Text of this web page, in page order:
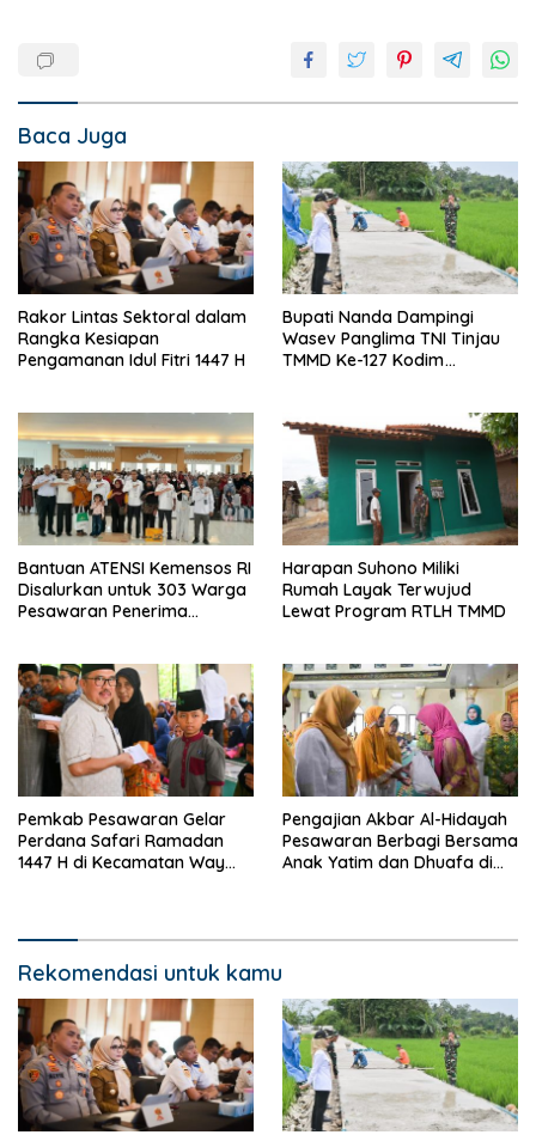
Baca Juga
Rakor Lintas Sektoral dalam
Rangka Kesiapan
Pengamanan Idul Fitri 1447 H
Bupati Nanda Dampingi
Wasev Panglima TNI Tinjau
TMMD Ke-127 Kodim
Bantuan ATENSI Kemensos RI
Disalurkan untuk 303 Warga
Pesawaran Penerima
Harapan Suhono Miliki
Rumah Layak Terwujud
Lewat Program RTLH TMMD
Pemkab Pesawaran Gelar
Perdana Safari Ramadan
1447 H di Kecamatan Way
Pengajian Akbar Al-Hidayah
Pesawaran Berbagi Bersama
Anak Yatim dan Dhuafa di
Rekomendasi untuk kamu